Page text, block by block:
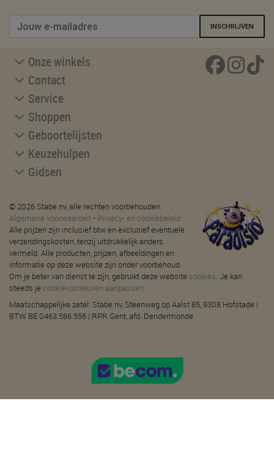
INSCHRIJVEN
Onze winkels
Contact
Service
Shoppen
Geboortelijsten
Keuzehulpen
Gidsen
© 2026 Stabe nv, alle rechten voorbehouden.
Algemene voorwaarden - Privacy- en cookiebeleid
Alle prijzen zijn inclusief btw en exclusief eventuele
verzendingskosten, tenzij uitdrukkelijk anders
vermeld. Alle producten, prijzen, afbeeldingen en
informatie op deze website zijn onder voorbehoud.
Om je beter van dienst te zijn, gebruikt deze website cookies. Je kan
steeds je cookievoorkeuren aanpassen.
Maatschappelijke zetel: Stabe nv, Steenweg op Aalst 85, 9308 Hofstade |
BTW BE 0463.586.556 | RPR Gent, afd. Dendermonde